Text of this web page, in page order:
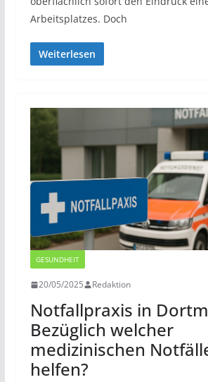
Arbeitsplatzes. Doch
Weiterlesen
GESUNDHEIT
20/05/2025 Redaktion
Notfallpraxis in
Bezüglich welcher
medizinischen
helfen?